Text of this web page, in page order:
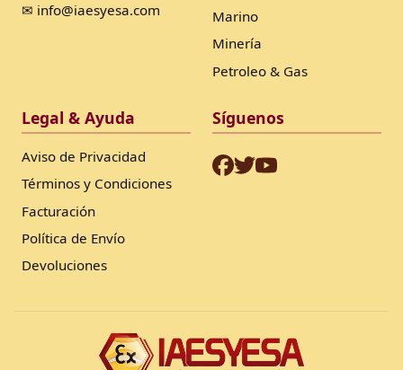
✉ info@iaesyesa.com
Marino
Minería
Petroleo & Gas
Legal & Ayuda
Aviso de Privacidad
Términos y Condiciones
Facturación
Política de Envío
Devoluciones
Síguenos